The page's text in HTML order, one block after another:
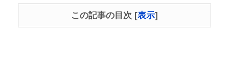
この記事の目次 [表示]